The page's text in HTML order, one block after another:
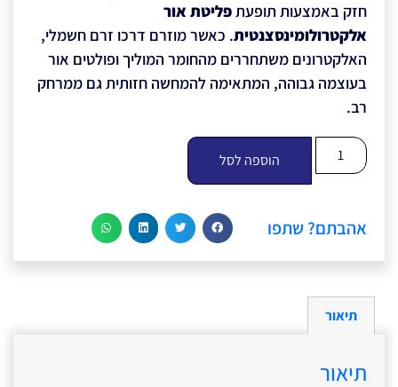
חזק באמצעות תופעתפליטת אור
אלקטרולומינסצנטית. כאשר מוזרם דרכו זרם חשמלי,
האלקטרונים משתחררים מהחומר המוליך ופולטים אור
בעוצמה גבוהה, המתאימה להמחשה חזותית גם ממרחק
רב.
הוספה לסל
אהבתם? שתפו
תיאור
תיאור